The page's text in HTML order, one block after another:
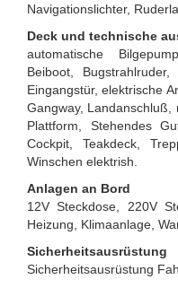
Navigationslichter,
Deck und technische
automatische
Beiboot, Bugstrahlruder,
Eingangstür, elektrische
Gangway, Landanschluß,
Plattform, Stehendes
Cockpit, Teakdeck,
Winschen elektrish.
Anlagen an Bord
12V Steckdose, 220V
Heizung, Klimaanlage,
Sicherheitsausrüstung
Sicherheitsausrüstung